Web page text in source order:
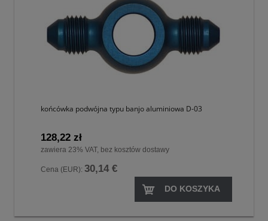
końcówka podwójna typu banjo aluminiowa D-03
128,22 zł
zawiera 23% VAT, bez kosztów dostawy
Cena (EUR): 30,14 €
DO KOSZYKA